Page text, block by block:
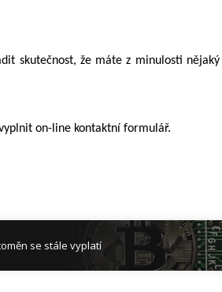
skutečnost, že máte z minulosti
on-line kontaktní formulář.
se stále vyplatí